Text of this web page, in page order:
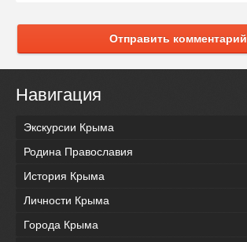
Отправить комментарий
Навигация
Экскурсии Крыма
Родина Православия
История Крыма
Личности Крыма
Города Крыма